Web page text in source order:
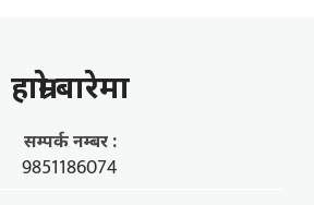
हाम्राे बारेमा
सम्पर्क नम्बर :
9851186074